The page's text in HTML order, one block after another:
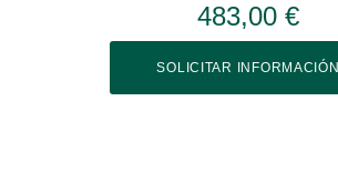
483,00 €
SOLICITAR INFORMACIÓN